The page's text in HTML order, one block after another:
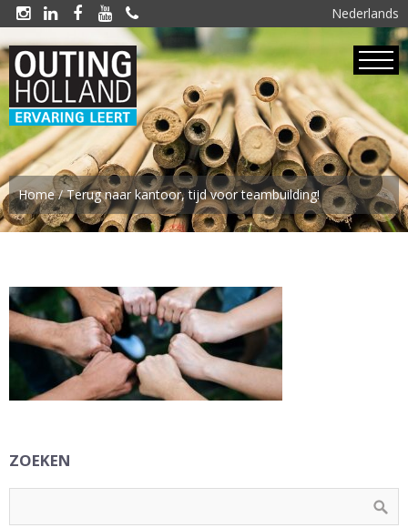
Nederlands
    
Home/Terug naar kantoor, tijd voor teambuilding!
ZOEKEN